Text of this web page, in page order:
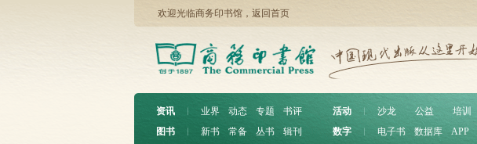
欢迎光临商务印书馆， 返回首页
资讯 ︱ 业界 动态 专题
书评
图书
︱ 新书 常备 丛书 辑刊
活动 沙龙 公益
培训
数字
电子书 数据库 APP